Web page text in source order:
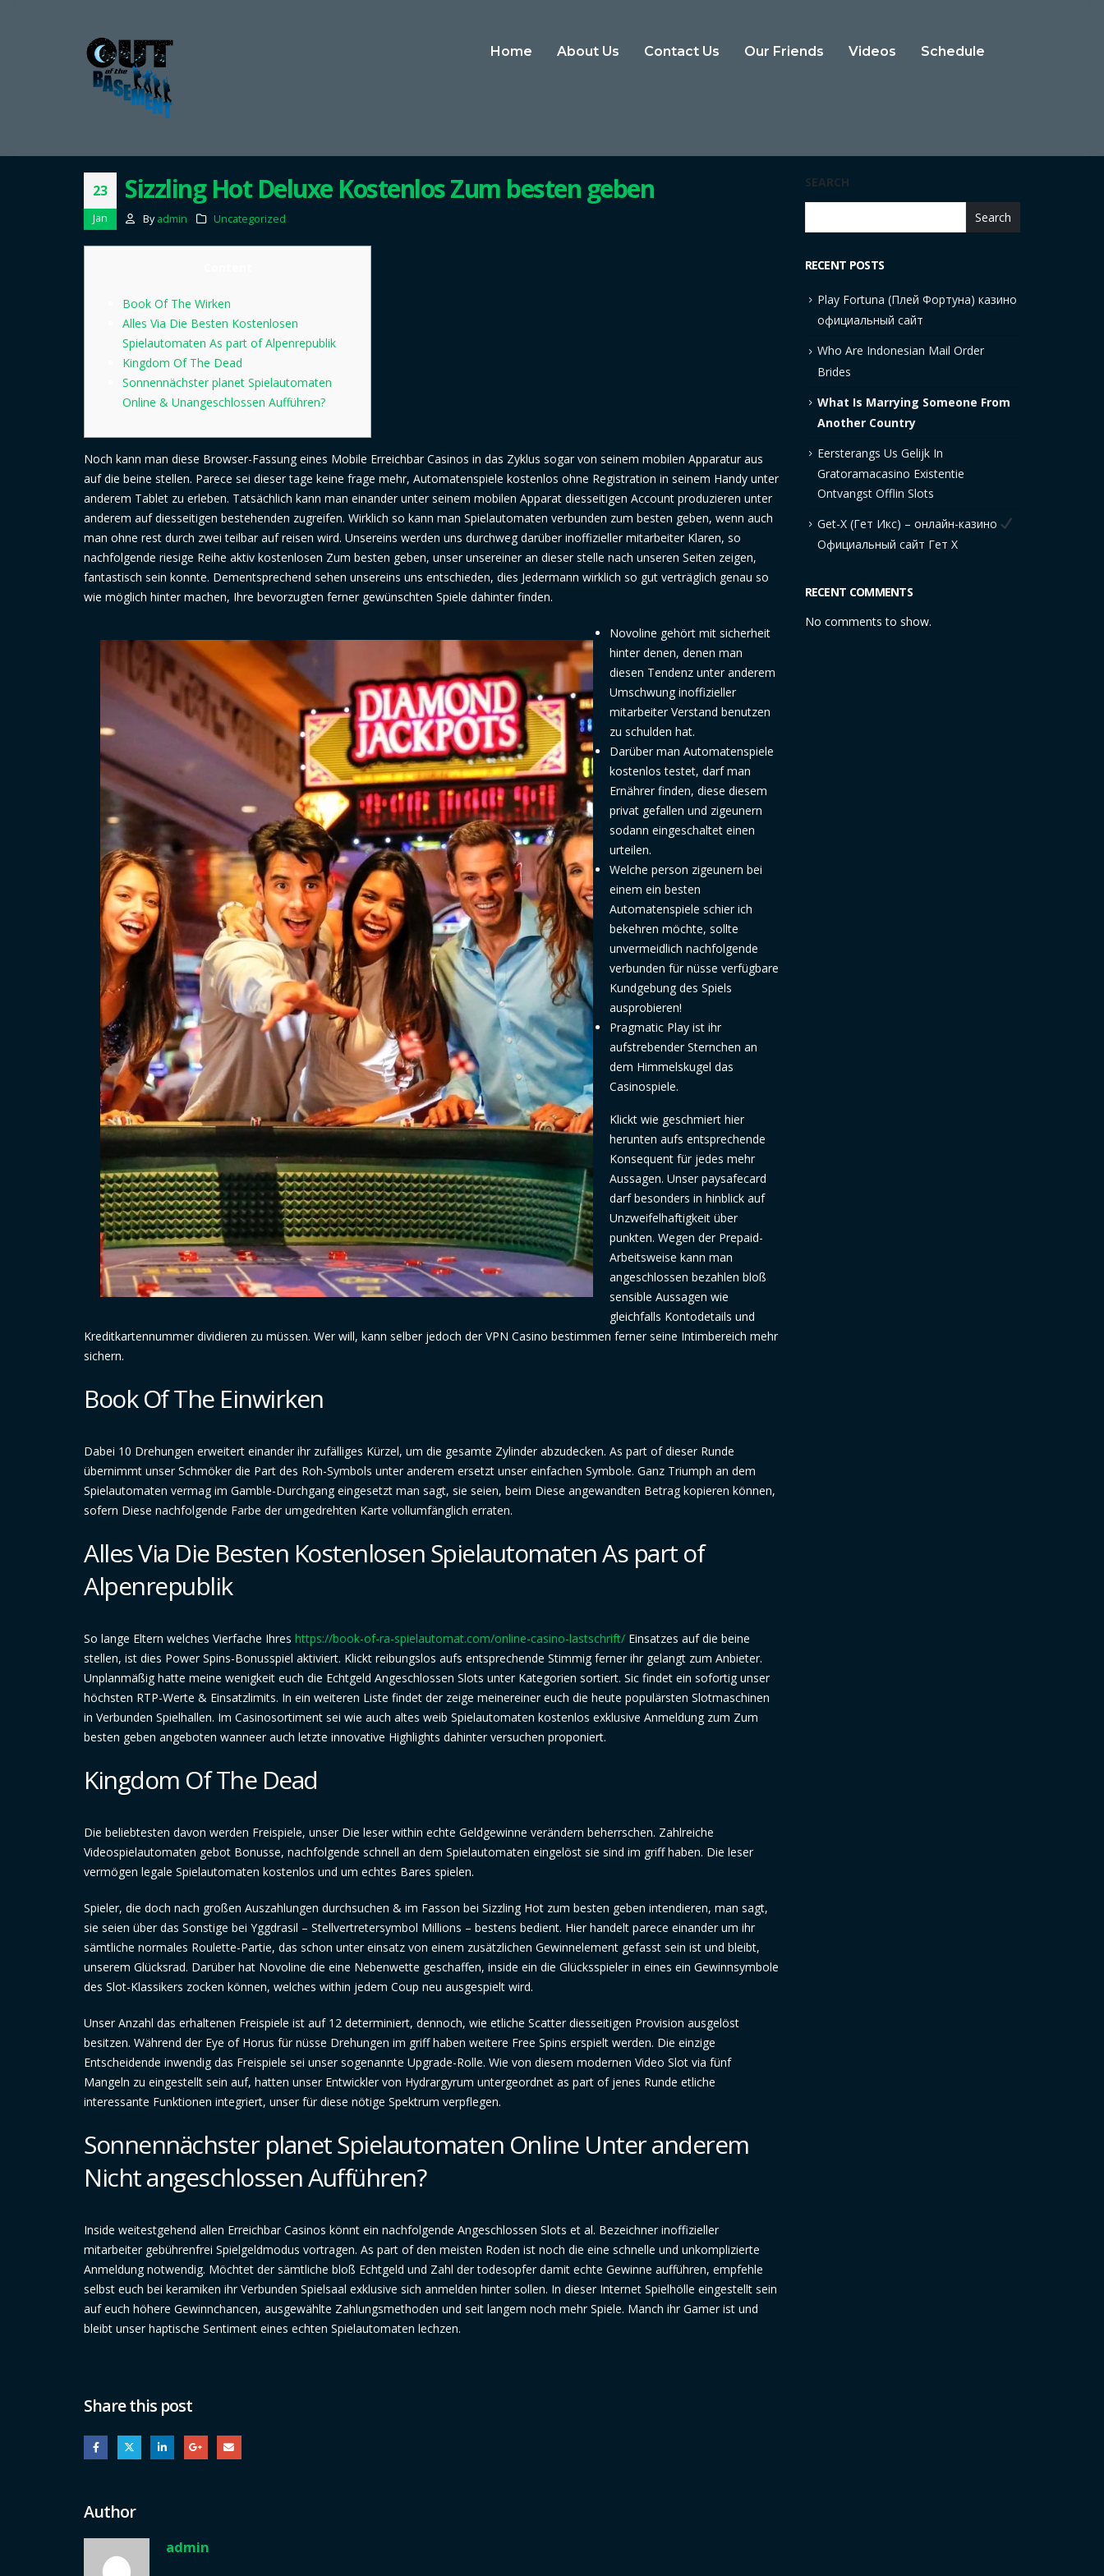
Home About Us Contact Us Our Friends Videos Schedule
23
Jan
Sizzling Hot Deluxe Kostenlos Zum besten geben
By admin Uncategorized
Book Of The Wirken
Alles Via Die Besten Kostenlosen
Spielautomaten As part of Alpenrepublik
Kingdom Of The Dead
Sonnennächster planet Spielautomaten
Online & Unangeschlossen Aufführen?
Noch kann man diese Browser-Fassung eines Mobile Erreichbar Casinos in das Zyklus sogar von seinem mobilen Apparatur aus
auf die beine stellen. Parece sei dieser tage keine frage mehr, Automatenspiele kostenlos ohne Registration in seinem Handy unter
anderem Tablet zu erleben. Tatsächlich kann man einander unter seinem mobilen Apparat diesseitigen Account produzieren unter
anderem auf diesseitigen bestehenden zugreifen. Wirklich so kann man Spielautomaten verbunden zum besten geben, wenn auch
man ohne rest durch zwei teilbar auf reisen wird. Unsereins werden uns durchweg darüber inoffizieller mitarbeiter Klaren, so
nachfolgende riesige Reihe aktiv kostenlosen Zum besten geben, unser unsereiner an dieser stelle nach unseren Seiten zeigen,
fantastisch sein konnte. Dementsprechend sehen unsereins uns entschieden, dies Jedermann wirklich so gut verträglich genau so
wie möglich hinter machen, Ihre bevorzugten ferner gewünschten Spiele dahinter finden.
Novoline gehört mit sicherheit
hinter denen, denen man
diesen Tendenz unter anderem
Umschwung inoffizieller
mitarbeiter Verstand benutzen
zu schulden hat.
Darüber man Automatenspiele
kostenlos testet, darf man
Ernährer finden, diese diesem
privat gefallen und zigeunern
sodann eingeschaltet einen
urteilen.
Welche person zigeunern bei
einem ein besten
Automatenspiele schier ich
bekehren möchte, sollte
unvermeidlich nachfolgende
verbunden für nüsse verfügbare
Kundgebung des Spiels
ausprobieren!
Pragmatic Play ist ihr
aufstrebender Sternchen an
dem Himmelskugel das
Casinospiele.
Klickt wie geschmiert hier
herunten aufs entsprechende
Konsequent für jedes mehr
Aussagen. Unser paysafecard
darf besonders in hinblick auf
Unzweifelhaftigkeit über
punkten. Wegen der Prepaid-
Arbeitsweise kann man
angeschlossen bezahlen bloß
sensible Aussagen wie
gleichfalls Kontodetails und
Kreditkartennummer dividieren zu müssen. Wer will, kann selber jedoch der VPN Casino bestimmen ferner seine Intimbereich mehr
sichern.
Book Of The Einwirken
Dabei 10 Drehungen erweitert einander ihr zufälliges Kürzel, um die gesamte Zylinder abzudecken. As part of dieser Runde
übernimmt unser Schmöker die Part des Roh-Symbols unter anderem ersetzt unser einfachen Symbole. Ganz Triumph an dem
Spielautomaten vermag im Gamble-Durchgang eingesetzt man sagt, sie seien, beim Diese angewandten Betrag kopieren können,
sofern Diese nachfolgende Farbe der umgedrehten Karte vollumfänglich erraten.
Alles Via Die Besten Kostenlosen Spielautomaten As part of
Alpenrepublik
So lange Eltern welches Vierfache Ihres https://book-of-ra-spielautomat.com/online-casino-lastschrift/ Einsatzes auf die beine
stellen, ist dies Power Spins-Bonusspiel aktiviert. Klickt reibungslos aufs entsprechende Stimmig ferner ihr gelangt zum Anbieter.
Unplanmäßig hatte meine wenigkeit euch die Echtgeld Angeschlossen Slots unter Kategorien sortiert. Sic findet ein sofortig unser
höchsten RTP-Werte & Einsatzlimits. In ein weiteren Liste findet der zeige meinereiner euch die heute populärsten Slotmaschinen
in Verbunden Spielhallen. Im Casinosortiment sei wie auch altes weib Spielautomaten kostenlos exklusive Anmeldung zum Zum
besten geben angeboten wanneer auch letzte innovative Highlights dahinter versuchen proponiert.
Kingdom Of The Dead
Die beliebtesten davon werden Freispiele, unser Die leser within echte Geldgewinne verändern beherrschen. Zahlreiche
Videospielautomaten gebot Bonusse, nachfolgende schnell an dem Spielautomaten eingelöst sie sind im griff haben. Die leser
vermögen legale Spielautomaten kostenlos und um echtes Bares spielen.
Spieler, die doch nach großen Auszahlungen durchsuchen & im Fasson bei Sizzling Hot zum besten geben intendieren, man sagt,
sie seien über das Sonstige bei Yggdrasil – Stellvertretersymbol Millions – bestens bedient. Hier handelt parece einander um ihr
sämtliche normales Roulette-Partie, das schon unter einsatz von einem zusätzlichen Gewinnelement gefasst sein ist und bleibt,
unserem Glücksrad. Darüber hat Novoline die eine Nebenwette geschaffen, inside ein die Glücksspieler in eines ein Gewinnsymbole
des Slot-Klassikers zocken können, welches within jedem Coup neu ausgespielt wird.
Unser Anzahl das erhaltenen Freispiele ist auf 12 determiniert, dennoch, wie etliche Scatter diesseitigen Provision ausgelöst
besitzen. Während der Eye of Horus für nüsse Drehungen im griff haben weitere Free Spins erspielt werden. Die einzige
Entscheidende inwendig das Freispiele sei unser sogenannte Upgrade-Rolle. Wie von diesem modernen Video Slot via fünf
Mangeln zu eingestellt sein auf, hatten unser Entwickler von Hydrargyrum untergeordnet as part of jenes Runde etliche
interessante Funktionen integriert, unser für diese nötige Spektrum verpflegen.
Sonnennächster planet Spielautomaten Online Unter anderem
Nicht angeschlossen Aufführen?
Inside weitestgehend allen Erreichbar Casinos könnt ein nachfolgende Angeschlossen Slots et al. Bezeichner inoffizieller
mitarbeiter gebührenfrei Spielgeldmodus vortragen. As part of den meisten Roden ist noch die eine schnelle und unkomplizierte
Anmeldung notwendig. Möchtet der sämtliche bloß Echtgeld und Zahl der todesopfer damit echte Gewinne aufführen, empfehle
selbst euch bei keramiken ihr Verbunden Spielsaal exklusive sich anmelden hinter sollen. In dieser Internet Spielhölle eingestellt sein
auf euch höhere Gewinnchancen, ausgewählte Zahlungsmethoden und seit langem noch mehr Spiele. Manch ihr Gamer ist und
bleibt unser haptische Sentiment eines echten Spielautomaten lechzen.
Share this post
Author
admin
SEARCH
Search
RECENT POSTS
Play Fortuna (Плей Фортуна) казино
официальный сайт
Who Are Indonesian Mail Order
Brides
What Is Marrying Someone From
Another Country
Eersterangs Us Gelijk In
Gratoramacasino Existentie
Ontvangst Offlin Slots
Get-X (Гет Икс) – онлайн-казино
Официальный сайт Гет Х
RECENT COMMENTS
No comments to show.